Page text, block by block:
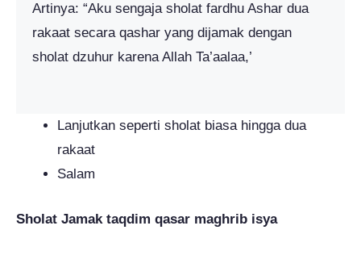
Artinya: “Aku sengaja sholat fardhu Ashar dua
rakaat secara qashar yang dijamak dengan
sholat dzuhur karena Allah Ta’aalaa,’
Lanjutkan seperti sholat biasa hingga dua
rakaat
Salam
Sholat Jamak taqdim qasar maghrib isya